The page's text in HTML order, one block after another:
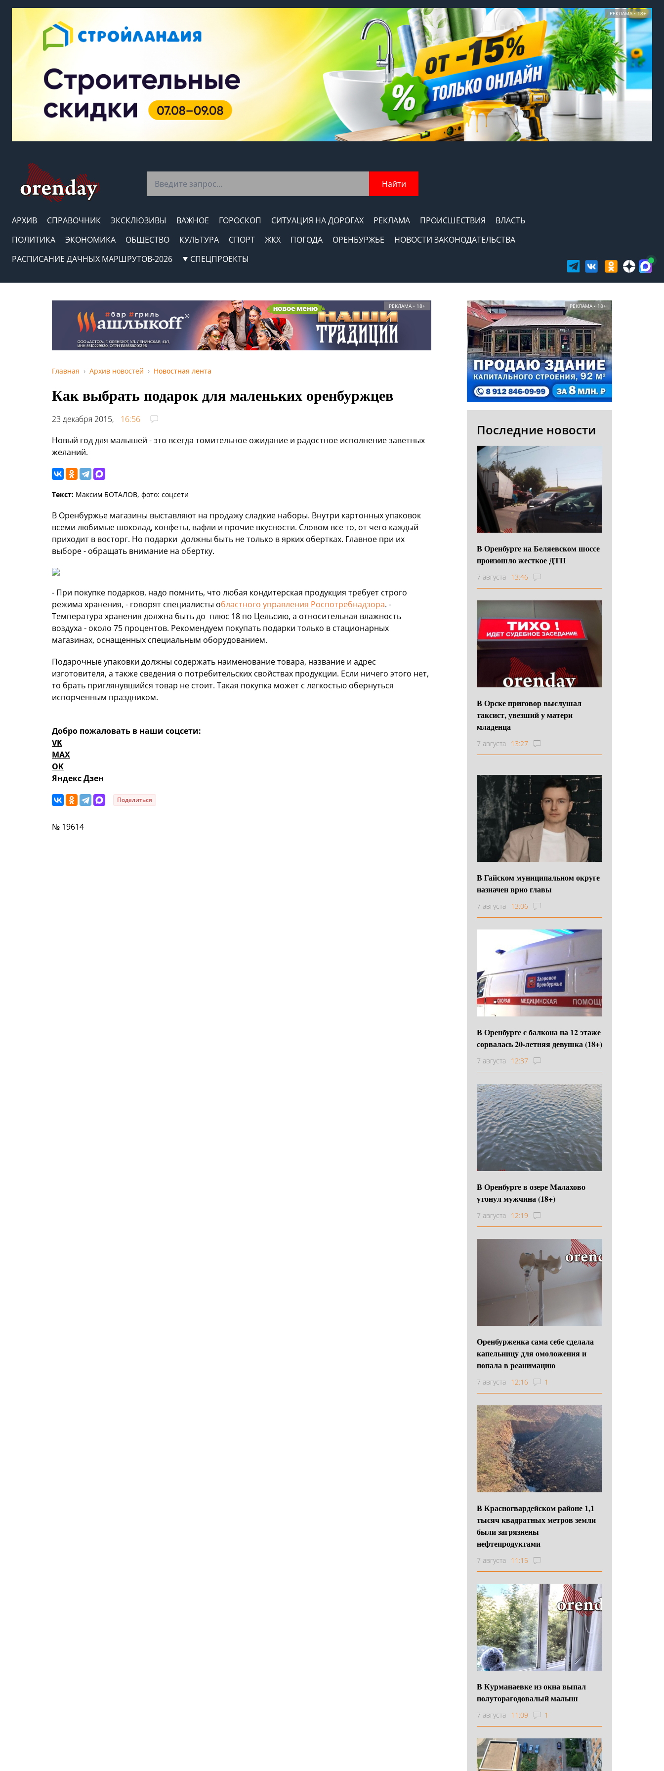
РЕКЛАМА • 18+
Найти
АРХИВ СПРАВОЧНИК ЭКСКЛЮЗИВЫ ВАЖНОЕ ГОРОСКОП СИТУАЦИЯ НА ДОРОГАХ РЕКЛАМА ПРОИСШЕСТВИЯ
ВЛАСТЬ
ПОЛИТИКА
ЭКОНОМИКА ОБЩЕСТВО КУЛЬТУРА СПОРТ ЖКХ ПОГОДА ОРЕНБУРЖЬЕ
НОВОСТИ ЗАКОНОДАТЕЛЬСТВА
РАСПИСАНИЕ ДАЧНЫХ МАРШРУТОВ-2026
СПЕЦПРОЕКТЫ
РЕКЛАМА • 18+
Главная Архив новостей Новостная лента
Как выбрать подарок для маленьких оренбуржцев
23 декабря 2015,
16:56
Новый год для малышей - это всегда томительное ожидание и радостное исполнение заветных
желаний.
Текст: Максим БОТАЛОВ, фото: соцсети
В Оренбуржье магазины выставляют на продажу сладкие наборы. Внутри картонных упаковок
всеми любимые шоколад, конфеты, вафли и прочие вкусности. Словом все то, от чего каждый
приходит в восторг. Но подарки должны быть не только в ярких обертках. Главное при их
выборе - обращать внимание на обертку.
- При покупке подарков, надо помнить, что любая кондитерская продукция требует строго
режима хранения, - говорят специалисты областного управления Роспотребнадзора. -
Температура хранения должна быть до плюс 18 по Цельсию, а относительная влажность
воздуха - около 75 процентов. Рекомендуем покупать подарки только в стационарных
магазинах, оснащенных специальным оборудованием.
Подарочные упаковки должны содержать наименование товара, название и адрес
изготовителя, а также сведения о потребительских свойствах продукции. Если ничего этого нет,
то брать приглянувшийся товар не стоит. Такая покупка может с легкостью обернуться
испорченным праздником.
Добро пожаловать в наши соцсети:
VK
MAX
OK
Яндекс Дзен
Поделиться
№ 19614
РЕКЛАМА • 18+
Последние новости
В Оренбурге на Беляевском шоссе
произошло жесткое ДТП
7 августа 13:46
В Орске приговор выслушал
таксист, увезший у матери
младенца
7 августа 13:27
В Гайском муниципальном округе
назначен врио главы
7 августа 13:06
В Оренбурге с балкона на 12 этаже
сорвалась 20-летняя девушка (18+)
7 августа 12:37
В Оренбурге в озере Малахово
утонул мужчина (18+)
7 августа 12:19
Оренбурженка сама себе сделала
капельницу для омоложения и
попала в реанимацию
7 августа 12:16 1
В Красногвардейском районе 1,1
тысяч квадратных метров земли
были загрязнены
нефтепродуктами
7 августа 11:15
В Курманаевке из окна выпал
полуторагодовалый малыш
7 августа 11:09 1